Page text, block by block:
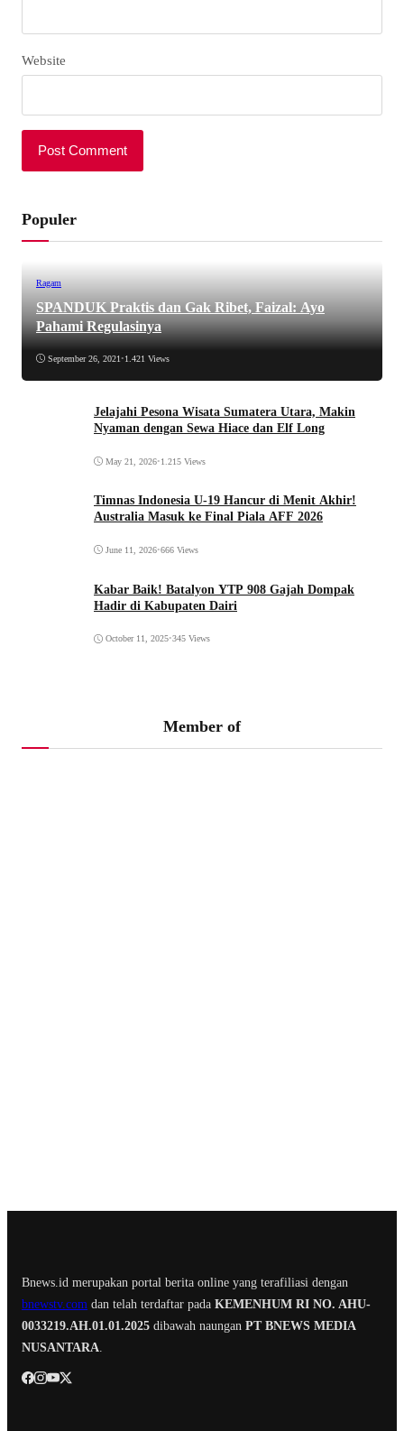
Website
Populer
Ragam
SPANDUK Praktis dan Gak Ribet, Faizal: Ayo
Pahami Regulasinya
September 26, 2021 •1.421 Views
Jelajahi Pesona Wisata Sumatera Utara, Makin
Nyaman dengan Sewa Hiace dan Elf Long
May 21, 2026•1.215 Views
Timnas Indonesia U-19 Hancur di Menit Akhir!
Australia Masuk ke Final Piala AFF 2026
June 11, 2026•666 Views
Kabar Baik! Batalyon YTP 908 Gajah Dompak
Hadir di Kabupaten Dairi
October 11, 2025•345 Views
Member of
Bnews.id merupakan portal berita online yang terafiliasi dengan
bnewstv.com dan telah terdaftar pada KEMENHUM RI NO. AHU-
0033219.AH.01.01.2025 dibawah naungan PT BNEWS MEDIA
NUSANTARA.